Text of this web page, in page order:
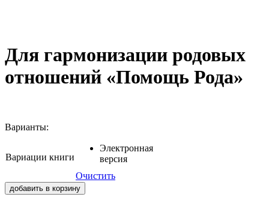
Для гармонизации родовых
отношений «Помощь Рода»
Варианты:
Вариации книги
Электронная
версия
Очистить
добавить в корзину